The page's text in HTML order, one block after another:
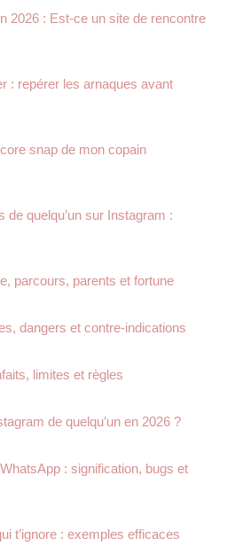
2026 : Est-ce un site de rencontre
: repérer les arnaques avant
snap de mon copain
de quelqu’un sur Instagram :
parcours, parents et fortune
dangers et contre-indications
limites et règles
de quelqu’un en 2026 ?
: signification, bugs et
t’ignore : exemples efficaces